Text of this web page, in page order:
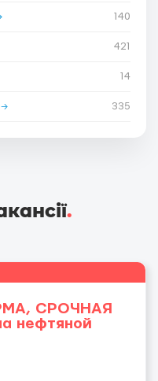
140
421
14
→ 335
.
СРОЧНАЯ
нефтяной